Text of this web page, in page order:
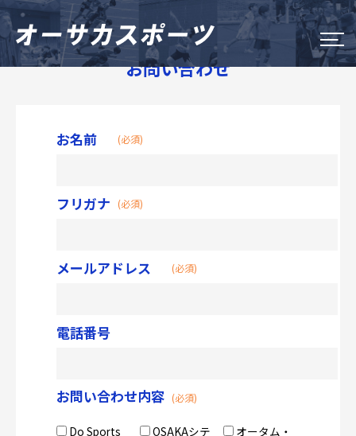
大阪市のスポーツイベント
オータム・チャレンジ・スポーツ
CLOSE
お問い合わせ
お名前 (必須)
フリガナ (必須)
メールアドレス (必須)
電話番号
お問い合わせ内容 (必須)
Do Sports
OSAKAシテ
オータム・